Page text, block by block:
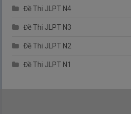
Đề Thi JLPT N4
Đề Thi JLPT N3
Đề Thi JLPT N2
Đề Thi JLPT N1